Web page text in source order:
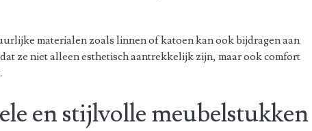
materialen zoals linnen of katoen kan ook bijdragen aan
ze niet alleen esthetisch aantrekkelijk zijn, maar ook comfort
en stijlvolle meubelstukken